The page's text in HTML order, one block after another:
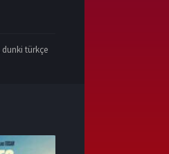
dunki türkçe